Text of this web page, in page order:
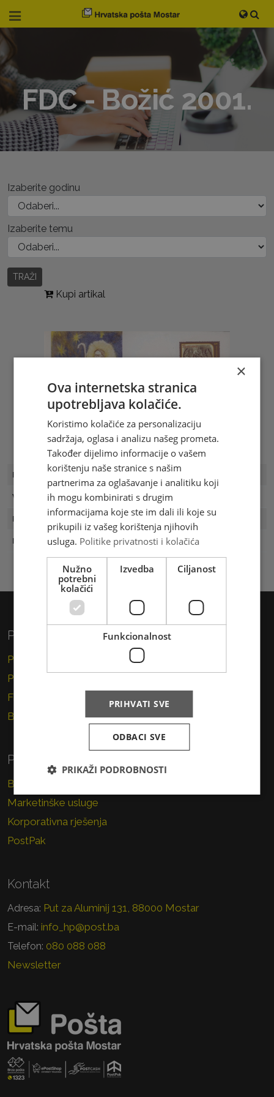
FDC - Božić 2001.
Izaberite godinu
Izaberite temu
TRAŽI
Kupi artikal
FDC Broj
Vrijednost 2.00 KM
Prvi dan
Naklada 500
Privatni korisnici
Pismo
Paket
Financijske usluge
Brzojav
Poslovni korisnici
Brza pošta
Marketinške usluge
Korporativna rješenja
PostPak
Kontakt
Adresa: Put za Aluminij 131, 88000 Mostar
E-mail: info_hp@post.ba
Telefon: 080 088 088
Newsletter
×
Ova internetska stranica
upotrebljava kolačiće.
Koristimo kolačiće za personalizaciju
sadržaja, oglasa i analizu našeg prometa.
Također dijelimo informacije o vašem
korištenju naše stranice s našim
partnerima za oglašavanje i analitiku koji
ih mogu kombinirati s drugim
informacijama koje ste im dali ili koje su
prikupili iz vašeg korištenja njihovih
usluga. Politike privatnosti i kolačića
Nužno
potrebni
kolačići
Izvedba Ciljanost
Funkcionalnost
PRIHVATI SVE
ODBACI SVE
PRIKAŽI PODROBNOSTI